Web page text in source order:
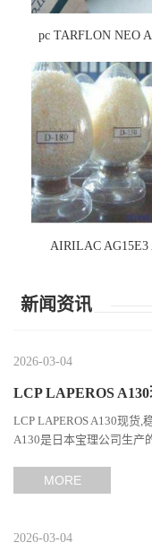
pc TARFLON NEO
AIRILAC AG15E3
新闻资讯
2026-03-04
LCP LAPEROS
LCP LAPEROS A130现货,
A130是日本宝理公司生产
MORE
2026-03-04